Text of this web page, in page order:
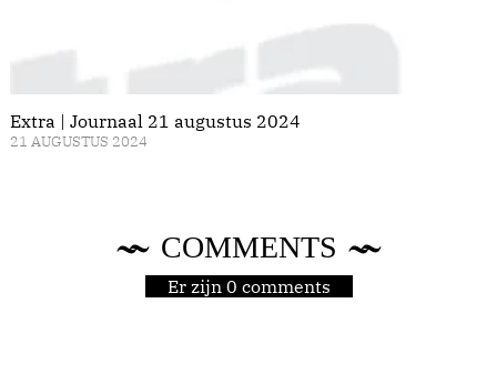
Extra | Journaal 21 augustus 2024
21 AUGUSTUS 2024
COMMENTS
Er zijn 0 comments